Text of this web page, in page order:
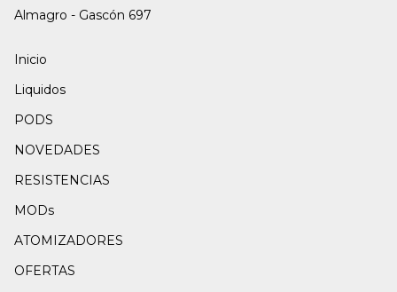
Almagro - Gascón 697
Inicio
Liquidos
PODS
NOVEDADES
RESISTENCIAS
MODs
ATOMIZADORES
OFERTAS